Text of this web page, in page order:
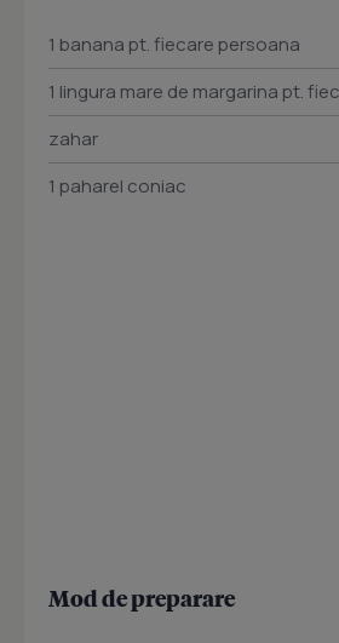
1 banana pt. fiecare persoana
1 lingura mare de margarina pt.
zahar
1 paharel coniac
Mod de preparare